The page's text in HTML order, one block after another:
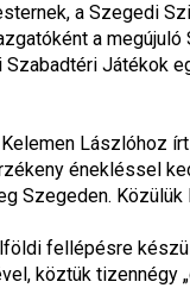
a Szegedi
a
Játékok
Lászlóhoz
énekléssel
Szegeden.
fellépésre
köztük tizennégy